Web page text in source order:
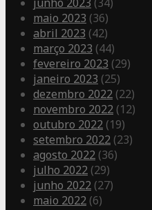
maio 2023 (36)
abril 2023 (42)
março 2023 (44)
fevereiro 2023 (29)
janeiro 2023 (25)
dezembro 2022 (22)
novembro 2022 (12)
outubro 2022 (19)
setembro 2022 (23)
agosto 2022 (36)
julho 2022 (29)
junho 2022 (27)
maio 2022 (6)